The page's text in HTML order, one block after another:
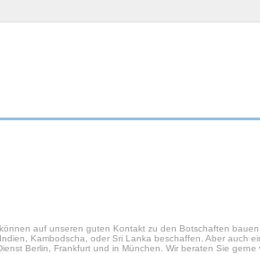
auf unseren guten Kontakt zu den Botschaften
Kambodscha, oder Sri Lanka beschaffen. Aber auch
Berlin, Frankfurt und in München. Wir beraten Sie gerne